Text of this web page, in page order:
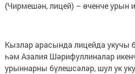
(Чирмешән, лицей) – өченче урын
Кызлар арасында лицейда укучы
һәм Азалия Шәрифуллиналар
урыннарны бүлешсәләр, шул ук